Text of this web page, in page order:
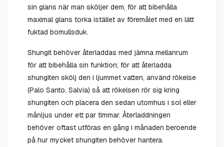
sin glans när man sköljer dem, för att bibehålla
maximal glans torka istället av föremålet med en lätt
fuktad bomullsduk.
Shungit behöver återladdas med jämna mellanrum
för att bibehålla sin funktion; för att återladda
shungiten skölj den i ljummet vatten, använd rökelse
(Palo Santo, Salvia) så att rökelsen rör sig kring
shungiten och placera den sedan utomhus i sol eller
månljus under ett par timmar. Återladdningen
behöver oftast utföras en gång i månaden beroende
på hur mycket shungiten behöver hantera.